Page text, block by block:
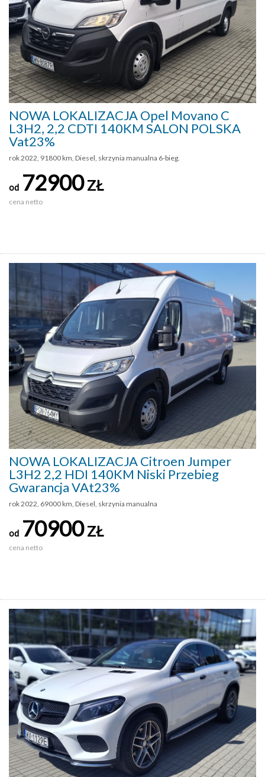
NOWA LOKALIZACJA Opel Movano C
L3H2, 2,2 CDTI 140KM SALON POLSKA
Vat23%
rok 2022, 91800 km, Diesel, skrzynia manualna 6-bieg.
od 72900ZŁ
cena netto
NOWA LOKALIZACJA Citroen Jumper
L3H2 2,2 HDI 140KM Niski Przebieg
Gwarancja VAt23%
rok 2022, 69000 km, Diesel, skrzynia manualna
od 70900ZŁ
cena netto